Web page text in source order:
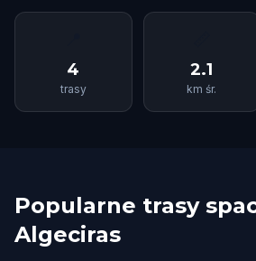
4
trasy
2.1
km śr.
Popularne trasy
Algeciras